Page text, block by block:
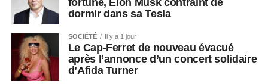
fortune, Elon Musk contraint de
dormir dans sa Tesla
SOCIÉTÉ Il y a 1 jour
Le Cap-Ferret de nouveau évacué
après l’annonce d’un concert solidaire
d’Afida Turner